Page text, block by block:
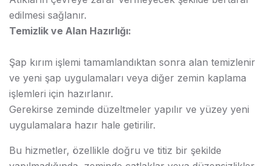
edilmesi sağlanır.
Temizlik ve Alan Hazırlığı:
Şap kırım işlemi tamamlandıktan sonra alan temizlenir
ve yeni şap uygulamaları veya diğer zemin kaplama
işlemleri için hazırlanır.
Gerekirse zeminde düzeltmeler yapılır ve yüzey yeni
uygulamalara hazır hale getirilir.
Bu hizmetler, özellikle doğru ve titiz bir şekilde